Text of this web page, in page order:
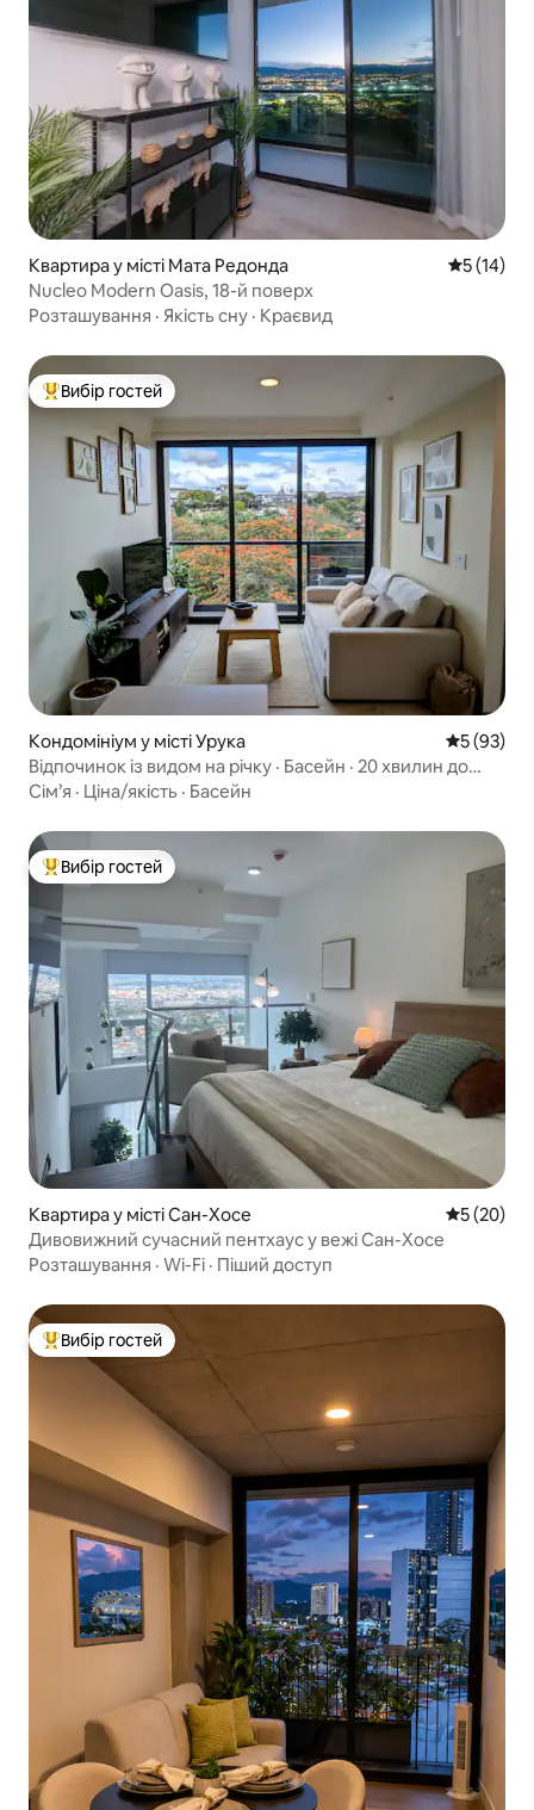
Квартира у місті Мата Редонда Середня
5 (14)
Nucleo Modern Oasis, 18-й поверх
Розташування · Якість сну · Краєвид
Топ вибір гостей
Вибір гостей
Кондомініум у місті Урука Середня
5 (93)
Відпочинок із видом на річку · Басейн · 20 хвилин до
аеропорту
Сім’я · Ціна/якість · Басейн
Топ вибір гостей
Вибір гостей
Квартира у місті Сан-Хосе Середня
5 (20)
Дивовижний сучасний пентхаус у вежі Сан-Хосе
Розташування · Wi-Fi · Піший доступ
Топ вибір гостей
Вибір гостей